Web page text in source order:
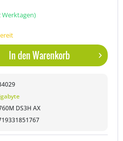
Werktagen)
In denWarenkorb
DS3H AX